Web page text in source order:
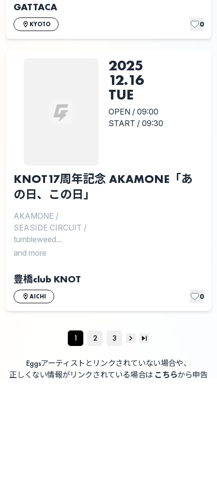
GATTACA
KYOTO 0
2025
12.16
TUE
OPEN / 09:00
START / 09:30
KNOT17周年記念 AKAMONE「あ
の日、この日」
AKAMONE /
SEASIDE CIRCUIT /
tumbleweed...
and more
豊橋club KNOT
AICHI 0
1 2 3
Eggsアーティストとリンクされていない場合や、
正しくない情報がリンクされている場合は こちらから申告